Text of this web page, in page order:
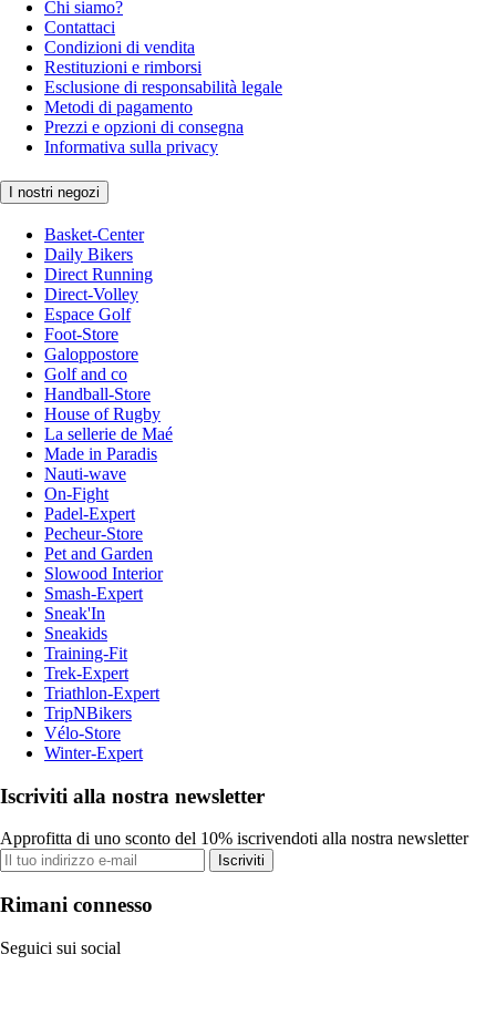
Chi siamo?
Contattaci
Condizioni di vendita
Restituzioni e rimborsi
Esclusione di responsabilità legale
Metodi di pagamento
Prezzi e opzioni di consegna
Informativa sulla privacy
I nostri negozi
Basket-Center
Daily Bikers
Direct Running
Direct-Volley
Espace Golf
Foot-Store
Galoppostore
Golf and co
Handball-Store
House of Rugby
La sellerie de Maé
Made in Paradis
Nauti-wave
On-Fight
Padel-Expert
Pecheur-Store
Pet and Garden
Slowood Interior
Smash-Expert
Sneak'In
Sneakids
Training-Fit
Trek-Expert
Triathlon-Expert
TripNBikers
Vélo-Store
Winter-Expert
Iscriviti alla nostra newsletter
Approfitta di uno sconto del 10% iscrivendoti alla nostra newsletter
Iscriviti
Rimani connesso
Seguici sui social